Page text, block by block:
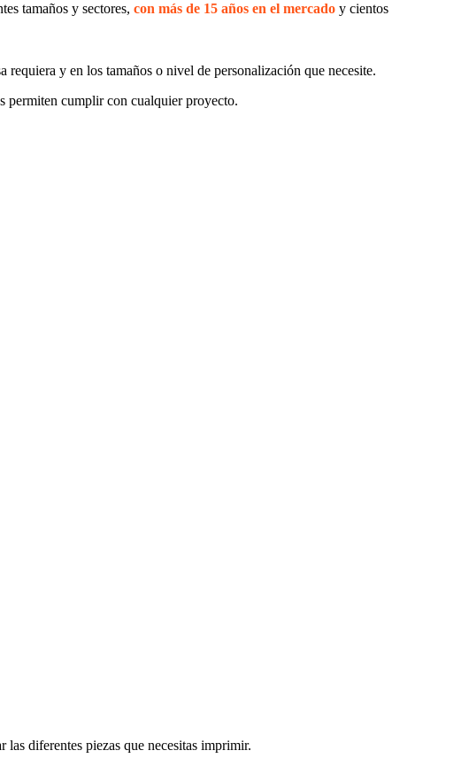
tamaños y sectores,con más de 15 años en el mercado y cientos
requiera y en los tamaños o nivel de personalización que necesite.
permiten cumplir con cualquier proyecto.
las diferentes piezas que necesitas imprimir.